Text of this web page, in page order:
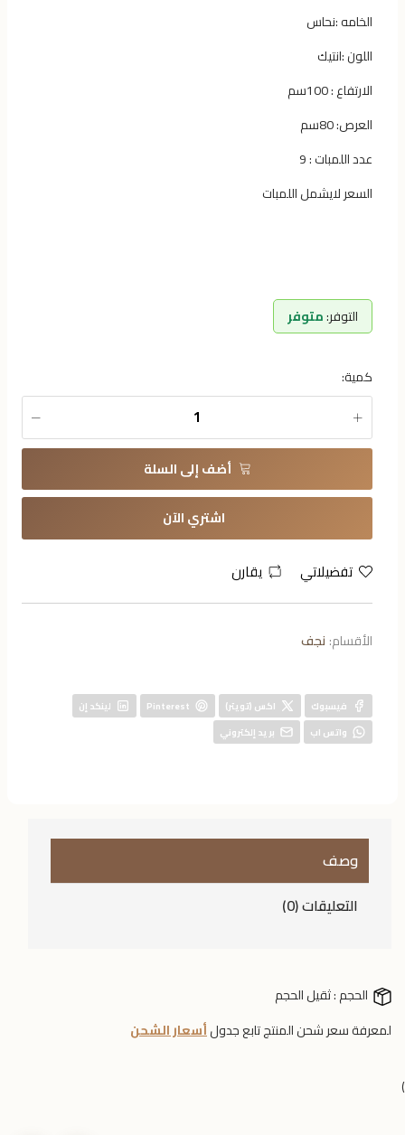
الخامه :نحاس
اللون :انتيك
الارتفاع : 100سم
العرص: 80سم
عدد اللمبات : 9
السعر لايشمل اللمبات
التوفر:متوفر
كمية:
أضف إلى السلة
اشتري الآن
تفضيلاتي يقارن
الأقسام: نجف
فيسبوك اكس (تويتر) Pinterest
لينكد إن
واتس اب
بريد إلكتروني
وصف
التعليقات (0)
الحجم :ثقيل الحجم
لمعرفة سعر شحن المنتج تابع جدولأسعار الشحن
)